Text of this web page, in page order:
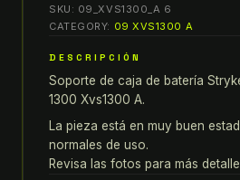
cowl
star
1300
xvs1300
a
soporte
de
SKU: 09_XVS1300_A 6
CATEGORY: 09 XVS1300 A
DESCRIPCIÓN
Soporte de caja de batería
1300 Xvs1300 A.
La pieza está en muy buen
normales de uso.
Revisa las fotos para más